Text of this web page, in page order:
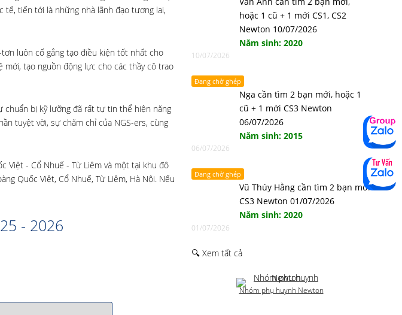
tiến tới là những nhà lãnh đạo tương lai,
luôn cố gắng tạo điều kiện tốt nhất cho
tạo nguồn động lực cho các thầy cô trao
chuẩn bị kỹ lưỡng đã rất tự tin thể hiện năng
tuyệt vời, sự chăm chỉ của NGS-ers, cùng
Việt - Cổ Nhuế - Từ Liêm và một tại khu đô
Quốc Việt, Cổ Nhuế, Từ Liêm, Hà Nội. Nếu
- 2026
hoặc 1 cũ + 1 mới CS1, CS2
Newton 10/07/2026
Năm sinh: 2020
10/07/2026
Đang chờ ghép
Nga cần tìm 2 bạn mới, hoặc 1
cũ + 1 mới CS3 Newton
06/07/2026
Năm sinh: 2015
06/07/2026
Đang chờ ghép
Vũ Thúy Hằng cần tìm 2 bạn mới
CS3 Newton 01/07/2026
Năm sinh: 2020
01/07/2026
🔍 Xem tất cả
Nhóm phụ huynh Newton